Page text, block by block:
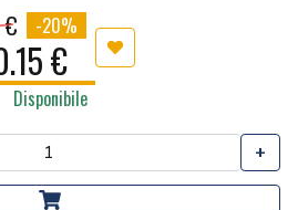
€ -20%
€ Aggiungi ai preferiti
Disponibile
+